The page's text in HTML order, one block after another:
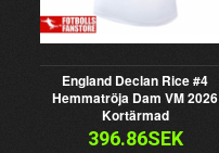
England Declan Rice #4
Hemmatröja Dam VM 2026
Kortärmad
396.86SEK